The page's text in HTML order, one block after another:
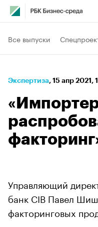
Все выпуски
Экспертиза⁠, 15 апр 2021,
Управляющий
банк CIB Павел
факторинговых